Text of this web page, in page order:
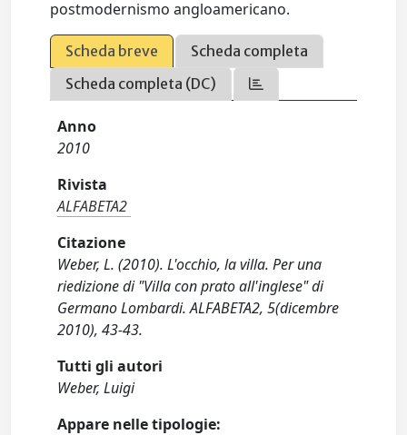
postmodernismo angloamericano.
Scheda breve
Scheda completa
Scheda completa (DC)
Anno
2010
Rivista
ALFABETA2
Citazione
Weber, L. (2010). L'occhio, la villa. Per una
riedizione di "Villa con prato all'inglese" di
Germano Lombardi. ALFABETA2, 5(dicembre
2010), 43-43.
Tutti gli autori
Weber, Luigi
Appare nelle tipologie: